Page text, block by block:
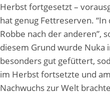
Herbst fortgesetzt –
hat genug Fettreserven.
Robbe nach der anderen”,
diesem Grund wurde Nuka
besonders gut gefüttert,
im Herbst fortsetzte und
Nachwuchs zur Welt